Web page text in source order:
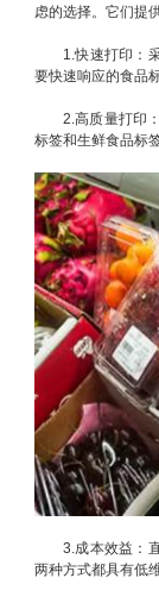
虑的选择。它们提
1.快速打印：
要快速响应的食品
2.高质量打印
标签和生鲜食品标
3.成本效益：
两种方式都具有低